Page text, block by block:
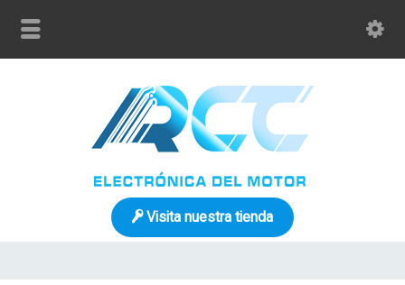
Visita nuestra tienda